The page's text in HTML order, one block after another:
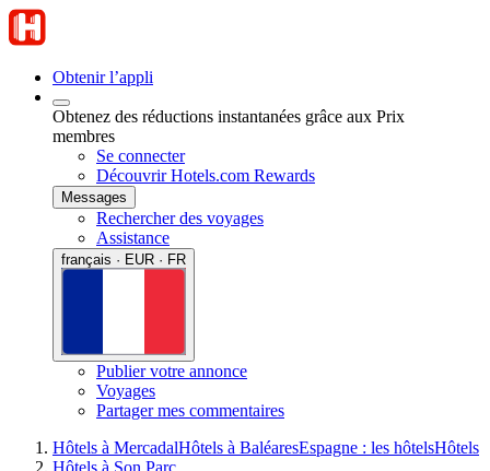
Obtenir l’appli
Obtenez des réductions instantanées grâce aux Prix
membres
Se connecter
Découvrir Hotels.com Rewards
Messages
Rechercher des voyages
Assistance
français · EUR · FR
Publier votre annonce
Voyages
Partager mes commentaires
Hôtels à MercadalHôtels à BaléaresEspagne : les hôtelsHôtels
Hôtels à Son Parc